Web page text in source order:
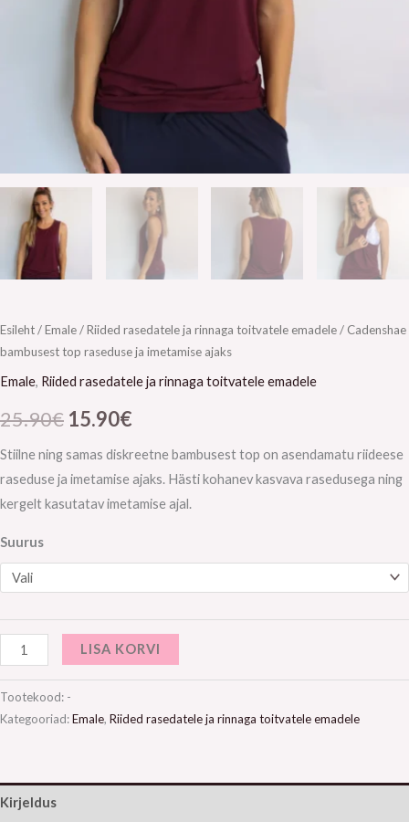
Esileht/Emale/Riided rasedatele ja rinnaga toitvatele emadele/ Cadenshae
bambusest top raseduse ja imetamise ajaks
Emale, Riided rasedatele ja rinnaga toitvatele emadele
25.90€ 15.90€
Stiilne ning samas diskreetne bambusest top on asendamatu riideese
raseduse ja imetamise ajaks. Hästi kohanev kasvava rasedusega ning
kergelt kasutatav imetamise ajal.
Suurus
LISA KORVI
Tootekood: -
Kategooriad:Emale, Riided rasedatele ja rinnaga toitvatele emadele
Kirjeldus